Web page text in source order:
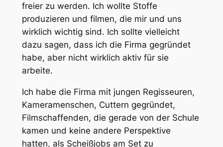
freier zu werden. Ich wollte Stoffe
produzieren und filmen, die mir und uns
wirklich wichtig sind. Ich sollte vielleicht
dazu sagen, dass ich die Firma gegründet
habe, aber nicht wirklich aktiv für sie
arbeite.
Ich habe die Firma mit jungen Regisseuren,
Kameramenschen, Cuttern gegründet,
Filmschaffenden, die gerade von der Schule
kamen und keine andere Perspektive
hatten, als Scheißjobs am Set zu